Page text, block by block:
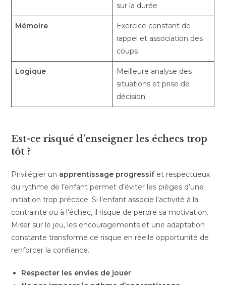
sur la durée
Mémoire
Exercice constant de
rappel et association des
coups
Logique
Meilleure analyse des
situations et prise de
décision
Est-ce risqué d’enseigner les échecs trop
tôt ?
Privilégier un apprentissage progressifet respectueux
du rythme de l’enfant permet d’éviter les pièges d’une
initiation trop précoce. Si l’enfant associe l’activité à la
contrainte ou à l’échec, il risque de perdre sa motivation.
Miser sur le jeu, les encouragements et une adaptation
constante transforme ce risque en réelle opportunité de
renforcer la confiance.
Respecter les envies de jouer